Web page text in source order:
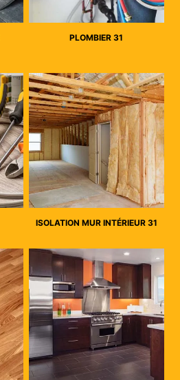
PLOMBIER 31
ISOLATION MUR INTÉRIEUR 31